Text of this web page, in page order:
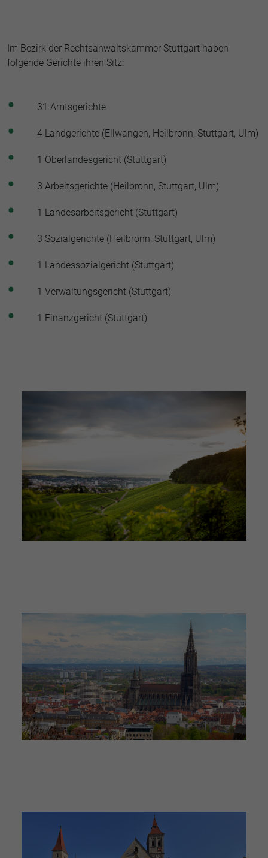
Im Bezirk der Rechtsanwaltskammer Stuttgart haben
folgende Gerichte ihren Sitz:
31 Amtsgerichte
4 Landgerichte (Ellwangen, Heilbronn, Stuttgart, Ulm)
1 Oberlandesgericht (Stuttgart)
3 Arbeitsgerichte (Heilbronn, Stuttgart, Ulm)
1 Landesarbeitsgericht (Stuttgart)
3 Sozialgerichte (Heilbronn, Stuttgart, Ulm)
1 Landessozialgericht (Stuttgart)
1 Verwaltungsgericht (Stuttgart)
1 Finanzgericht (Stuttgart)